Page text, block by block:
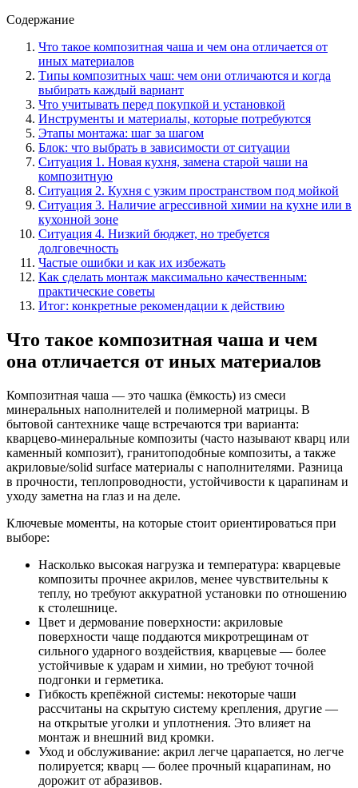
Содержание
Что такое композитная чаша и чем она отличается от
иных материалов
Типы композитных чаш: чем они отличаются и когда
выбирать каждый вариант
Что учитывать перед покупкой и установкой
Инструменты и материалы, которые потребуются
Этапы монтажа: шаг за шагом
Блок: что выбрать в зависимости от ситуации
Ситуация 1. Новая кухня, замена старой чаши на
композитную
Ситуация 2. Кухня с узким пространством под мойкой
Ситуация 3. Наличие агрессивной химии на кухне или в
кухонной зоне
Ситуация 4. Низкий бюджет, но требуется
долговечность
Частые ошибки и как их избежать
Как сделать монтаж максимально качественным:
практические советы
Итог: конкретные рекомендации к действию
Что такое композитная чаша и чем
она отличается от иных материалов
Композитная чаша — это чашка (ёмкость) из смеси
минеральных наполнителей и полимерной матрицы. В
бытовой сантехнике чаще встречаются три варианта:
кварцево-минеральные композиты (часто называют кварц или
каменный композит), гранитоподобные композиты, а также
акриловые/solid surface материалы с наполнителями. Разница
в прочности, теплопроводности, устойчивости к царапинам и
уходу заметна на глаз и на деле.
Ключевые моменты, на которые стоит ориентироваться при
выборе:
Насколько высокая нагрузка и температура: кварцевые
композиты прочнее акрилов, менее чувствительны к
теплу, но требуют аккуратной установки по отношению
к столешнице.
Цвет и дермование поверхности: акриловые
поверхности чаще поддаются микротрещинам от
сильного ударного воздействия, кварцевые — более
устойчивые к ударам и химии, но требуют точной
подгонки и герметика.
Гибкость крепёжной системы: некоторые чаши
рассчитаны на скрытую систему крепления, другие —
на открытые уголки и уплотнения. Это влияет на
монтаж и внешний вид кромки.
Уход и обслуживание: акрил легче царапается, но легче
полируется; кварц — более прочный кцарапинам, но
дорожит от абразивов.